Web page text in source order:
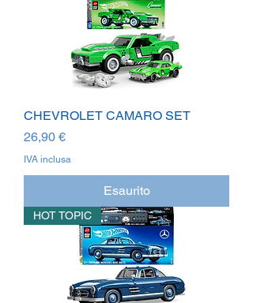
CHEVROLET CAMARO SET
Prezzo
26,90 €
IVA inclusa
Esaurito
HOT TOPIC